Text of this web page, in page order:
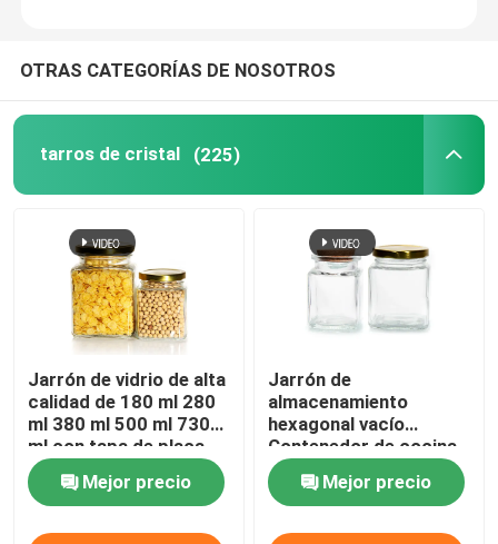
OTRAS CATEGORÍAS DE NOSOTROS
tarros de cristal (225)
Jarrón de vidrio de alta
calidad de 180 ml 280
ml 380 ml 500 ml 730
ml con tapa de placa
de estaño
Mejor precio
Jarrón de
almacenamiento
hexagonal vacío
Contenedor de cocina
de vidrio con tapas
metálicasMejor precio